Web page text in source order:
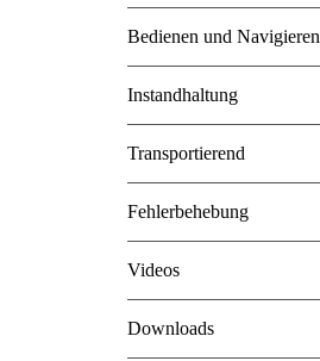
Bedienen und Navigieren
Instandhaltung
Transportierend
Fehlerbehebung
Videos
Downloads